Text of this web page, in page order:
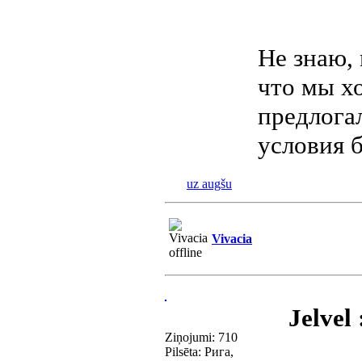
Не знаю,
что мы
условия
uz augšu
Vivacia
Ziņojumi: 710
Pilsēta: Рига,
Jelvel